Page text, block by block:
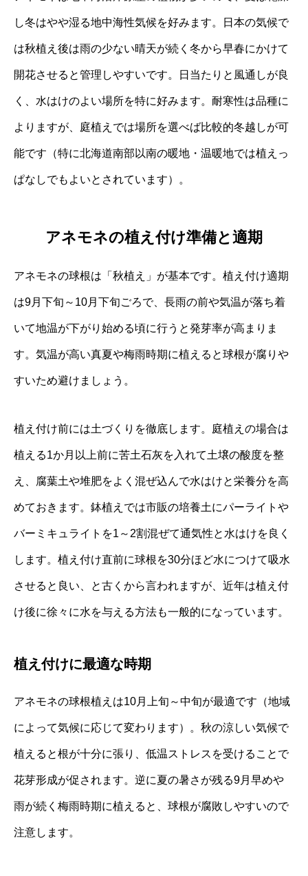
し冬はやや湿る地中海性気候を好みます。日本の気候で
は秋植え後は雨の少ない晴天が続く冬から早春にかけて
開花させると管理しやすいです。日当たりと風通しが良
く、水はけのよい場所を特に好みます。耐寒性は品種に
よりますが、庭植えでは場所を選べば比較的冬越しが可
能です（特に北海道南部以南の暖地・温暖地では植えっ
ぱなしでもよいとされています）。
アネモネの植え付け準備と適期
アネモネの球根は「秋植え」が基本です。植え付け適期
は9月下旬～10月下旬ごろで、長雨の前や気温が落ち着
いて地温が下がり始める頃に行うと発芽率が高まりま
す。気温が高い真夏や梅雨時期に植えると球根が腐りや
すいため避けましょう。
植え付け前には土づくりを徹底します。庭植えの場合は
植える1か月以上前に苦土石灰を入れて土壌の酸度を整
え、腐葉土や堆肥をよく混ぜ込んで水はけと栄養分を高
めておきます。鉢植えでは市販の培養土にパーライトや
バーミキュライトを1～2割混ぜて通気性と水はけを良く
します。植え付け直前に球根を30分ほど水につけて吸水
させると良い、と古くから言われますが、近年は植え付
け後に徐々に水を与える方法も一般的になっています。
植え付けに最適な時期
アネモネの球根植えは10月上旬～中旬が最適です（地域
によって気候に応じて変わります）。秋の涼しい気候で
植えると根が十分に張り、低温ストレスを受けることで
花芽形成が促されます。逆に夏の暑さが残る9月早めや
雨が続く梅雨時期に植えると、球根が腐敗しやすいので
注意します。